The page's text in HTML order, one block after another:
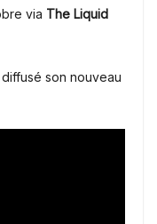
via The Liquid
son nouveau